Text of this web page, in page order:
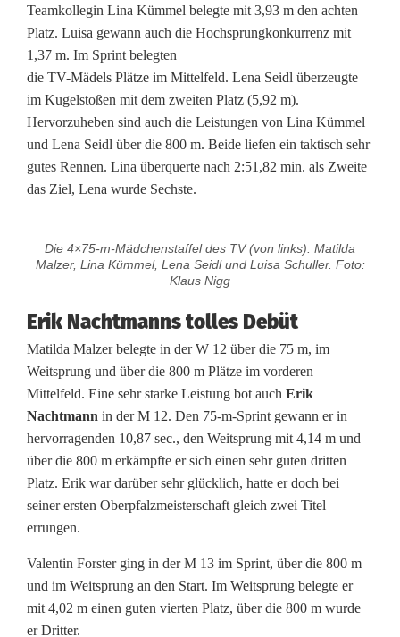
a
u
ß
m
i
h
n
b
e
i
d
e
O
b
Teamkollegin Lina Kümmel belegte mit 3,93 m den achten
Platz. Luisa gewann auch die Hochsprungkonkurrenz mit
1,37 m. Im Sprint belegten
die TV-Mädels Plätze im Mittelfeld. Lena Seidl überzeugte
im Kugelstoßen mit dem zweiten Platz (5,92 m).
Hervorzuheben sind auch die Leistungen von Lina Kümmel
und Lena Seidl über die 800 m. Beide liefen ein taktisch sehr
gutes Rennen. Lina überquerte nach 2:51,82 min. als Zweite
das Ziel, Lena wurde Sechste.
Die 4×75-m-Mädchenstaffel des TV (von links): Matilda
Malzer, Lina Kümmel, Lena Seidl und Luisa Schuller. Foto:
Klaus Nigg
Erik Nachtmanns tolles Debüt
Matilda Malzer belegte in der W 12 über die 75 m, im
Weitsprung und über die 800 m Plätze im vorderen
Mittelfeld. Eine sehr starke Leistung bot auch Erik
Nachtmann in der M 12. Den 75-m-Sprint gewann er in
hervorragenden 10,87 sec., den Weitsprung mit 4,14 m und
über die 800 m erkämpfte er sich einen sehr guten dritten
Platz. Erik war darüber sehr glücklich, hatte er doch bei
seiner ersten Oberpfalzmeisterschaft gleich zwei Titel
errungen.
Valentin Forster ging in der M 13 im Sprint, über die 800 m
und im Weitsprung an den Start. Im Weitsprung belegte er
mit 4,02 m einen guten vierten Platz, über die 800 m wurde
er Dritter.